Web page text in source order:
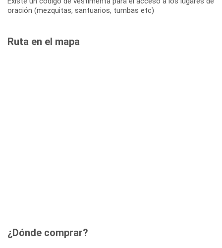
oración (mezquitas, santuarios, tumbas etc)
Ruta en el mapa
¿Dónde comprar?